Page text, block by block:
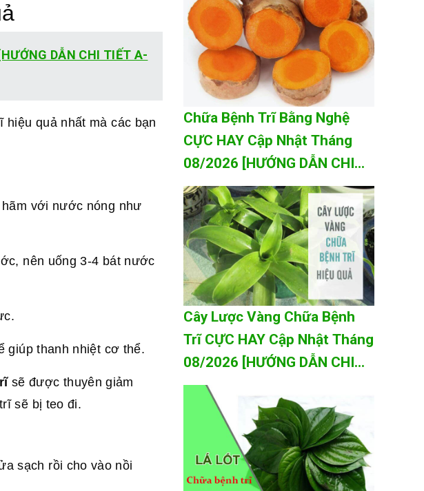
DẪN CHI TIẾT A-
quả nhất mà các bạn
với nước nóng như
nên uống 3-4 bát nước
giúp thanh nhiệt cơ thể.
sẽ được thuyên giảm
sẽ bị teo đi.
sạch rồi cho vào nồi
Chữa Bệnh Trĩ Bằng Nghệ
CỰC HAY Cập Nhật Tháng
08/2026 [HƯỚNG DẪN CHI
TIẾT A-Z]
Cây Lược Vàng Chữa Bệnh
Trĩ CỰC HAY Cập Nhật Tháng
08/2026 [HƯỚNG DẪN CHI
TIẾT A-Z]